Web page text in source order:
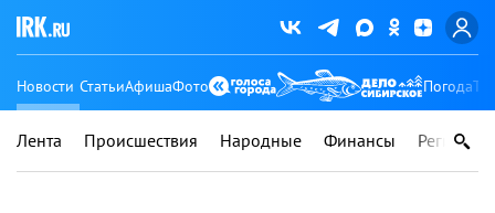
Новости СтатьиАфишаФото Погода
Лента Происшествия Народные Финансы Регионы